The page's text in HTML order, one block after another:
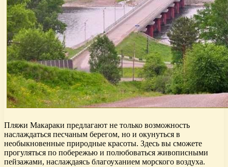
Пляжи Макараки предлагают не только возможность
наслаждаться песчаным берегом, но и окунуться в
необыкновенные природные красоты. Здесь вы сможете
прогуляться по побережью и полюбоваться живописными
пейзажами, наслаждаясь благоуханием морского воздуха.